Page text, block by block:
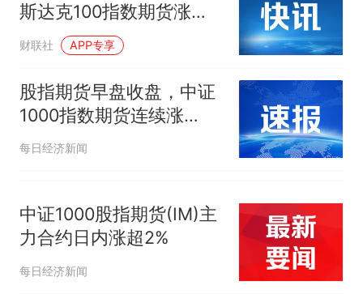
斯达克100指数期货涨
1.25%
财联社 APP专享
股指期货早盘收盘，中证
1000指数期货连续涨
1.16%
每日经济新闻
中证1000股指期货(IM)主
力合约日内涨超2%
每日经济新闻